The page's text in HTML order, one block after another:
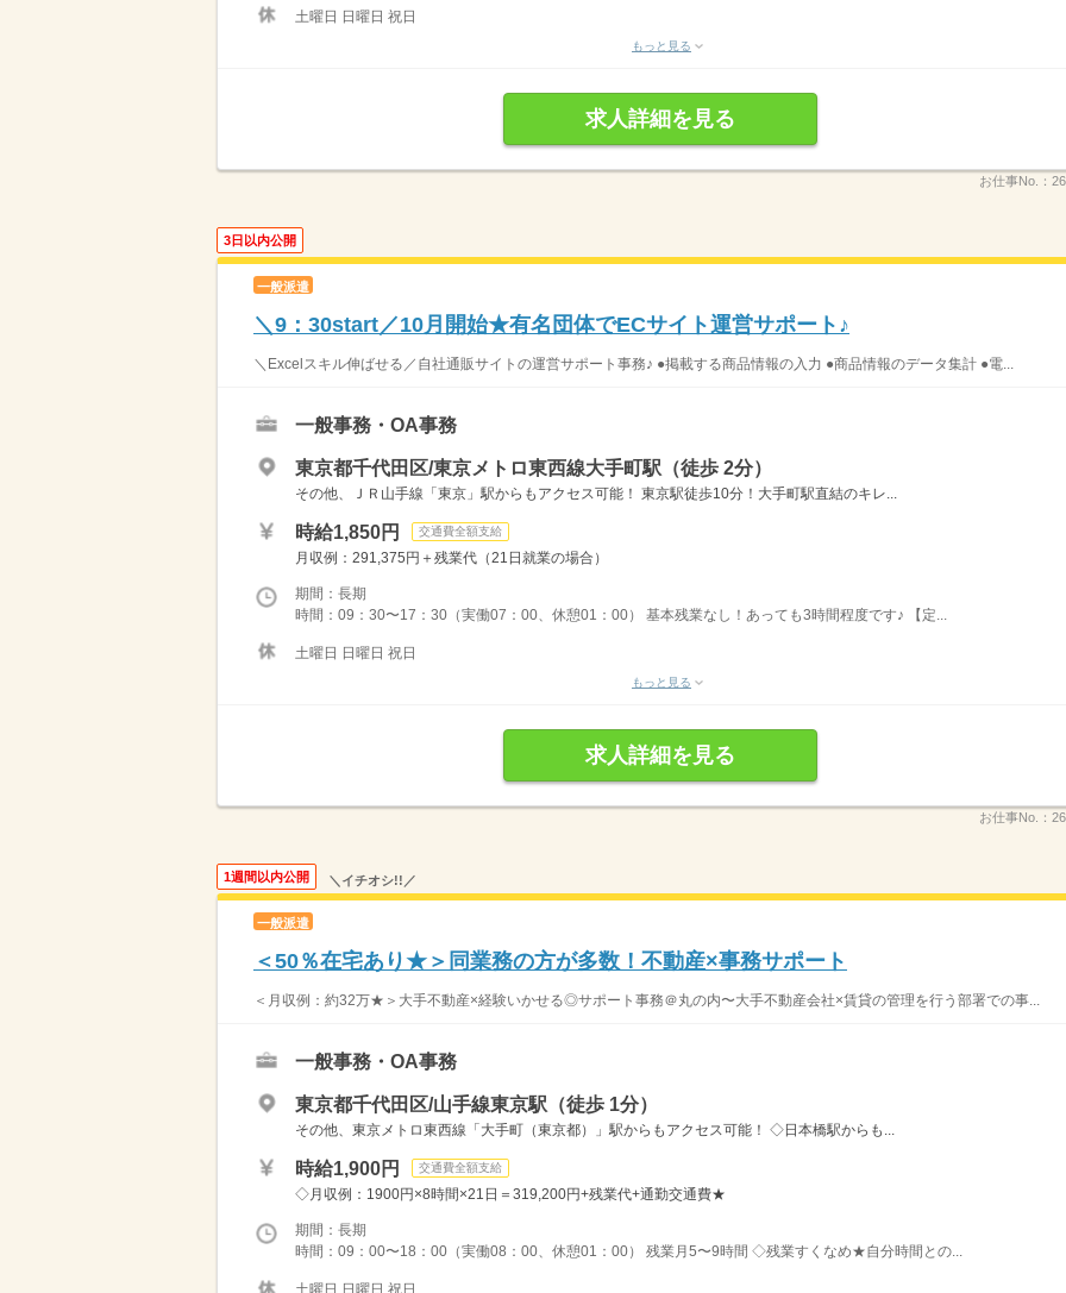
土曜日 日曜日 祝日
もっと見る
求人詳細を見る
お仕事No.：
3日以内公開
一般派遣
＼9：30start／10月開始★有名団体でECサイト運営サポート♪
＼Excelスキル伸ばせる／自社通販サイトの運営サポート事務♪ ●掲載する商品情報の入力 ●商品情報のデータ集計 ●電...
一般事務・OA事務
東京都千代田区/東京メトロ東西線大手町駅（徒歩 2分）
その他、ＪＲ山手線「東京」駅からもアクセス可能！ 東京駅徒歩10分！大手町駅直結のキレ...
時給1,850円 交通費全額支給
月収例：291,375円＋残業代（21日就業の場合）
期間：長期
時間：09：30〜17：30（実働07：00、休憩01：00） 基本残業なし！あっても3時間程度です♪ 【定...
土曜日 日曜日 祝日
もっと見る
求人詳細を見る
お仕事No.：
1週間以内公開 ＼イチオシ!!／
一般派遣
＜50％在宅あり★＞同業務の方が多数！不動産×事務サポート
＜月収例：約32万★＞大手不動産×経験いかせる◎サポート事務＠丸の内〜大手不動産会社×賃貸の管理を行う部署での事...
一般事務・OA事務
東京都千代田区/山手線東京駅（徒歩 1分）
その他、東京メトロ東西線「大手町（東京都）」駅からもアクセス可能！ ◇日本橋駅からも...
時給1,900円 交通費全額支給
◇月収例：1900円×8時間×21日＝319,200円+残業代+通勤交通費★
期間：長期
時間：09：00〜18：00（実働08：00、休憩01：00） 残業月5〜9時間 ◇残業すくなめ★自分時間との...